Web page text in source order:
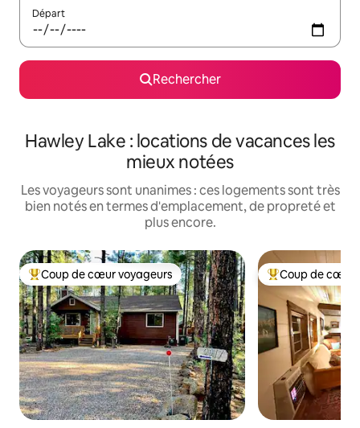
Départ
Rechercher
Hawley Lake : locations de vacances les
mieux notées
Les voyageurs sont unanimes : ces logements sont très
bien notés en termes d'emplacement, de propreté et
plus encore.
Coups de cœur voyageurs les plus appréciés
Coup de cœur voyageurs Coups de cœur
Coup de cœur